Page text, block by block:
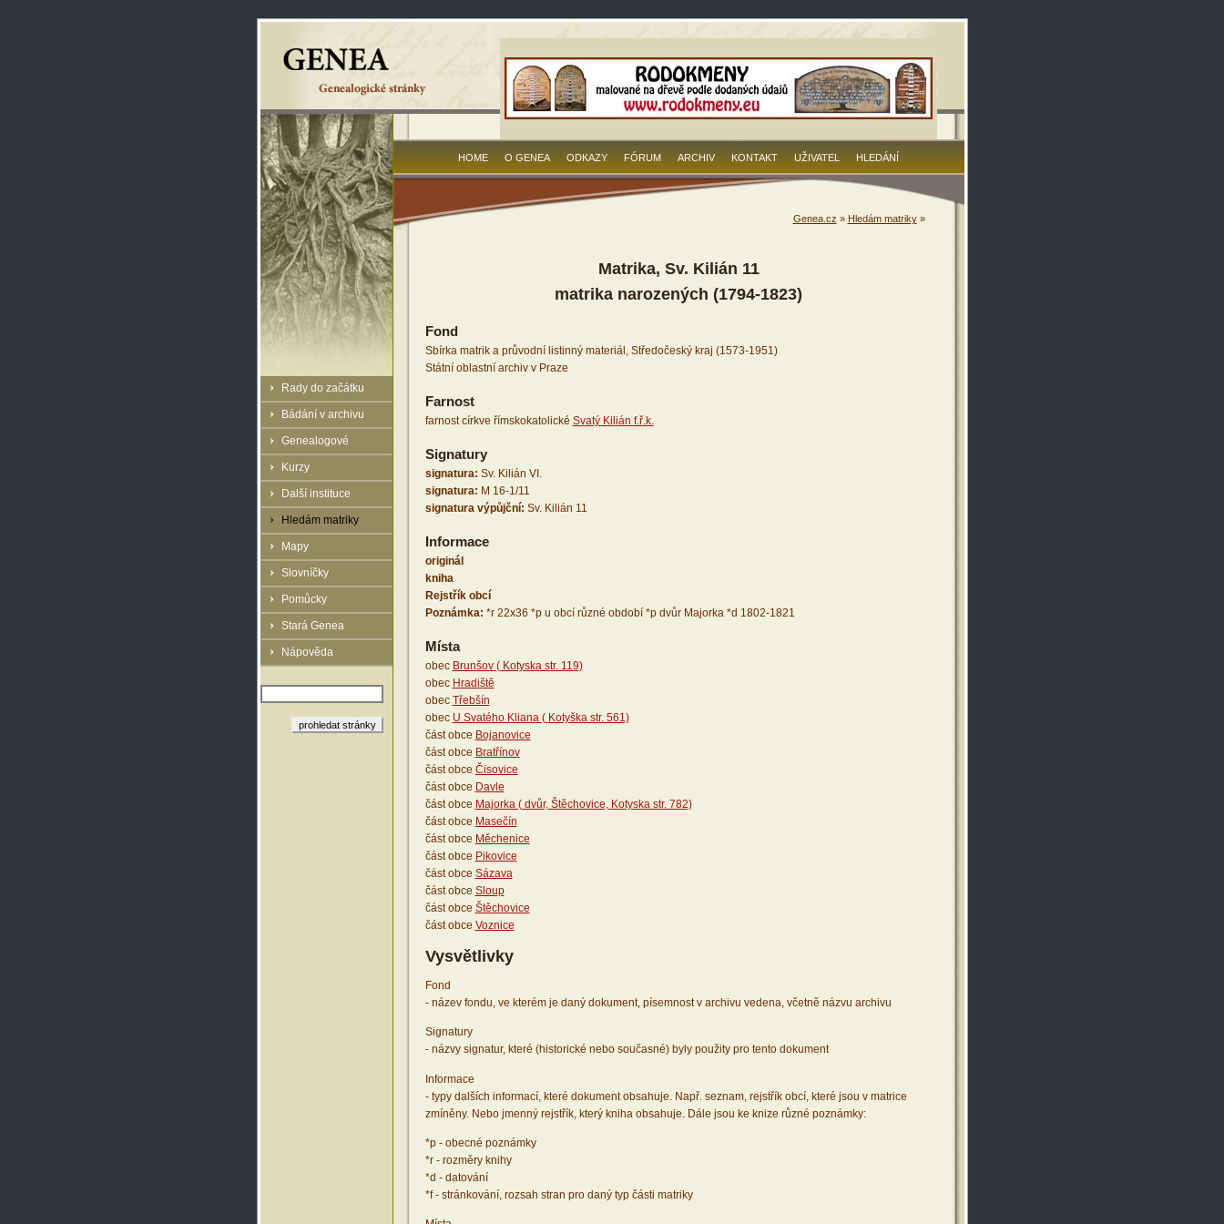
Rady do začátku
Bádání v archivu
Genealogové
Kurzy
Další instituce
Hledám matriky
Mapy
Slovníčky
Pomůcky
Stará Genea
Nápověda
HOME O GENEA ODKAZY FÓRUM ARCHIV KONTAKT UŽIVATEL HLEDÁNÍ
Genea.cz » Hledám matriky»
Matrika, Sv. Kilián 11
matrika narozených (1794-1823)
Fond
Sbírka matrik a průvodní listinný materiál, Středočeský kraj (1573-1951)
Státní oblastní archiv v Praze
Farnost
farnost církve římskokatolické Svatý Kilián f.ř.k.
Signatury
signatura: Sv. Kilián VI.
signatura: M 16-1/11
signatura výpůjční: Sv. Kilián 11
Informace
originál
kniha
Rejstřík obcí
Poznámka: *r 22x36 *p u obcí různé období *p dvůr Majorka *d 1802-1821
Místa
obec Brunšov ( Kotyska str. 119)
obec Hradiště
obec Třebšín
obec U Svatého Kliana ( Kotyška str. 561)
část obce Bojanovice
část obce Bratřínov
část obce Čisovice
část obce Davle
část obce Majorka ( dvůr, Štěchovice, Kotyska str. 782)
část obce Masečín
část obce Měchenice
část obce Pikovice
část obce Sázava
část obce Sloup
část obce Štěchovice
část obce Voznice
Vysvětlivky
Fond
- název fondu, ve kterém je daný dokument, písemnost v archivu vedena, včetně názvu archivu
Signatury
- názvy signatur, které (historické nebo současné) byly použity pro tento dokument
Informace
- typy dalších informací, které dokument obsahuje. Např. seznam, rejstřík obcí, které jsou v matrice
zmíněny. Nebo jmenný rejstřík, který kniha obsahuje. Dále jsou ke knize různé poznámky:
*p - obecné poznámky
*r - rozměry knihy
*d - datování
*f - stránkování, rozsah stran pro daný typ části matriky